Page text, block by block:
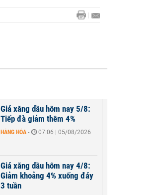
Giá xăng dầu hôm nay 5/8:
Tiếp đà giảm thêm 4%
HÀNG HÓA - 07:06 | 05/08/2026
Giá xăng dầu hôm nay 4/8:
Giảm khoảng 4% xuống đáy
3 tuần